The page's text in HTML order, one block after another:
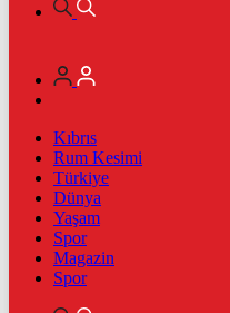
Kıbrıs
Rum Kesimi
Türkiye
Dünya
Yaşam
Spor
Magazin
Spor